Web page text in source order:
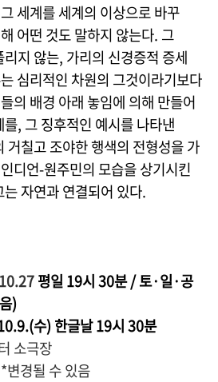
세계를 세계의 이상으로 바꾸
어떤 것도 말하지 않는다. 그
지 않는, 가리의 신경증적 증세
심리적인 차원의 그것이라기보다
의 배경 아래 놓임에 의해 만들어
, 그 징후적인 예시를 나타낸
거칠고 조야한 행색의 전형성을 가
디언-원주민의 모습을 상기시킨
자연과 연결되어 있다.
평일 19시 30분 / 토·일·공
)
수) 한글날 19시 30분
소극장
경될 수 있음